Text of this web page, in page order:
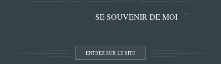
SE SOUVENIR DE MOI